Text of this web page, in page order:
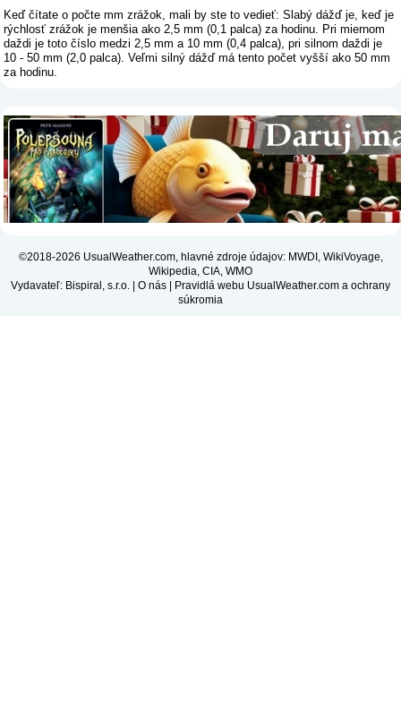
Keď čítate o počte mm zrážok, mali by ste to vedieť: Slabý dážď je, keď je
rýchlosť zrážok je menšia ako 2,5 mm (0,1 palca) za hodinu. Pri miernom
daždi je toto číslo medzi 2,5 mm a 10 mm (0,4 palca), pri silnom daždi je
10 - 50 mm (2,0 palca). Veľmi silný dážď má tento počet vyšší ako 50 mm
za hodinu.
©2018-2026 UsualWeather.com, hlavné zdroje údajov: MWDI, WikiVoyage,
Wikipedia, CIA, WMO
Vydavateľ: Bispiral, s.r.o. | O nás | Pravidlá webu UsualWeather.com a ochrany
súkromia